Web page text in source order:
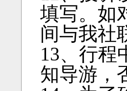
填写。如
间与我社
13、行程
知导游，